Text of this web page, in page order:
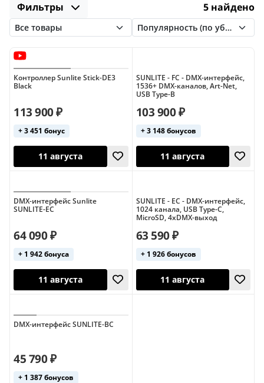
Фильтры 5 найдено
Контроллер Sunlite Stick-DE3
Black
113 900 ₽
+ 3 451 бонус
SUNLITE - FC - DMX-интерфейс,
1536+ DMX-каналов, Art-Net,
USB Type-B
103 900 ₽
+ 3 148 бонусов
11 августа
DMX-интерфейс Sunlite
SUNLITE-EC
64 090 ₽
+ 1 942 бонуса
11 августа
SUNLITE - EC - DMX-интерфейс,
1024 канала, USB Type-C,
MicroSD, 4xDMX-выход
63 590 ₽
+ 1 926 бонусов
DMX-интерфейс SUNLITE-BC
45 790 ₽
+ 1 387 бонусов